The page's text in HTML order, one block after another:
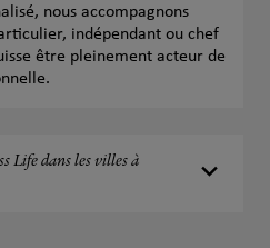
nous accompagnons
indépendant ou chef
être pleinement acteur de
Life dans les villes à